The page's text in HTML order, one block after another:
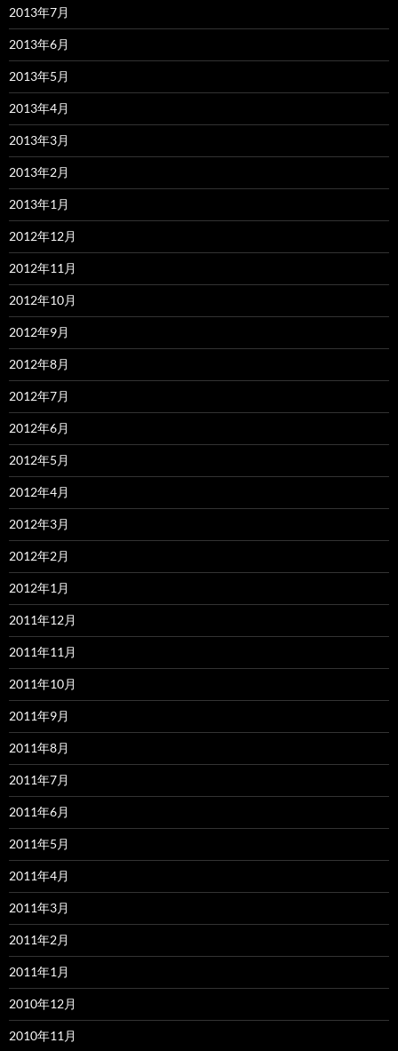
2013年7月
2013年6月
2013年5月
2013年4月
2013年3月
2013年2月
2013年1月
2012年12月
2012年11月
2012年10月
2012年9月
2012年8月
2012年7月
2012年6月
2012年5月
2012年4月
2012年3月
2012年2月
2012年1月
2011年12月
2011年11月
2011年10月
2011年9月
2011年8月
2011年7月
2011年6月
2011年5月
2011年4月
2011年3月
2011年2月
2011年1月
2010年12月
2010年11月